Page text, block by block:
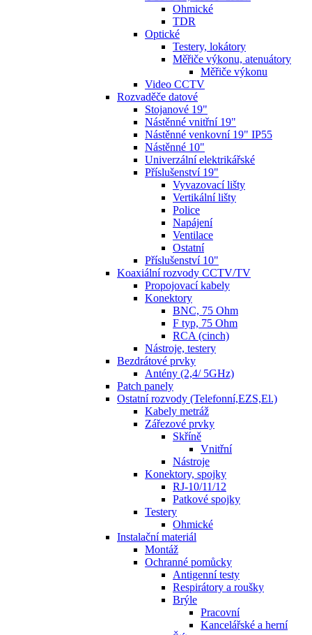
Ohmické
TDR
Optické
Testery, lokátory
Měřiče výkonu, atenuátory
Měřiče výkonu
Video CCTV
Rozvaděče datové
Stojanové 19"
Nástěnné vnitřní 19"
Nástěnné venkovní 19" IP55
Nástěnné 10"
Univerzální elektrikářské
Příslušenství 19"
Vyvazovací lišty
Vertikální lišty
Police
Napájení
Ventilace
Ostatní
Příslušenství 10"
Koaxiální rozvody CCTV/TV
Propojovací kabely
Konektory
BNC, 75 Ohm
F typ, 75 Ohm
RCA (cinch)
Nástroje, testery
Bezdrátové prvky
Antény (2,4/ 5GHz)
Patch panely
Ostatní rozvody (Telefonní,EZS,El.)
Kabely metráž
Zářezové prvky
Skříně
Vnitřní
Nástroje
Konektory, spojky
RJ-10/11/12
Patkové spojky
Testery
Ohmické
Instalační materiál
Montáž
Ochranné pomůcky
Antigenní testy
Respirátory a roušky
Brýle
Pracovní
Kancelářské a herní